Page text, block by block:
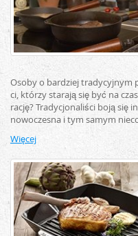
Osoby o bardziej tradycyjnym
ci, którzy starają się być na
rację? Tradycjonaliści boją się
nowoczesna i tym samym
Więcej